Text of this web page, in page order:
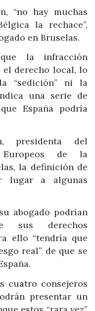
“no hay muchas
la rechace”,
en Bruselas.
la infracción
el derecho local, lo
“sedición” ni la
una serie de
España podría
presidenta del
de la
la definición de
lugar a algunas
abogado podrían
sus derechos
ello “tendría que
real” de que se
cuatro consejeros
presentar un